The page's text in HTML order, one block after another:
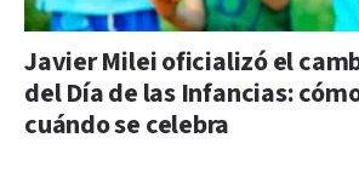
Javier Milei oficializó el
del Día de las Infancias:
cuándo se celebra